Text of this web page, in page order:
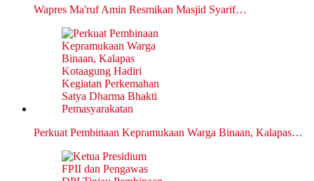
Wapres Ma'ruf Amin Resmikan Masjid Syarif…
Perkuat Pembinaan Kepramukaan Warga Binaan, Kalapas…